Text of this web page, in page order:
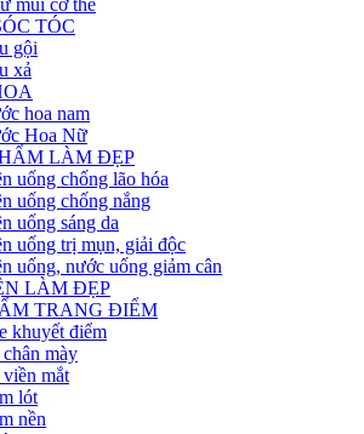
mùi cơ thể
TÓC
gội
xả
hoa nam
Hoa Nữ
LÀM ĐẸP
uống chống lão hóa
uống chống nắng
uống sáng da
uống trị mụn, giải độc
uống, nước uống giảm cân
LÀM ĐẸP
TRANG ĐIỂM
khuyết điểm
mày
mắt
lót
nền